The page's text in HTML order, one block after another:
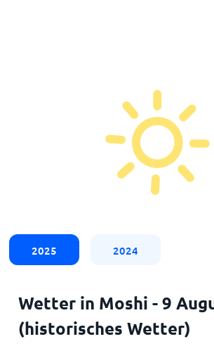
2025 2024
Wetter in Moshi - 9
(historisches Wetter)